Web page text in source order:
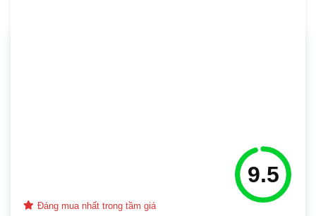
9.5
Đáng mua nhất trong tầm giá